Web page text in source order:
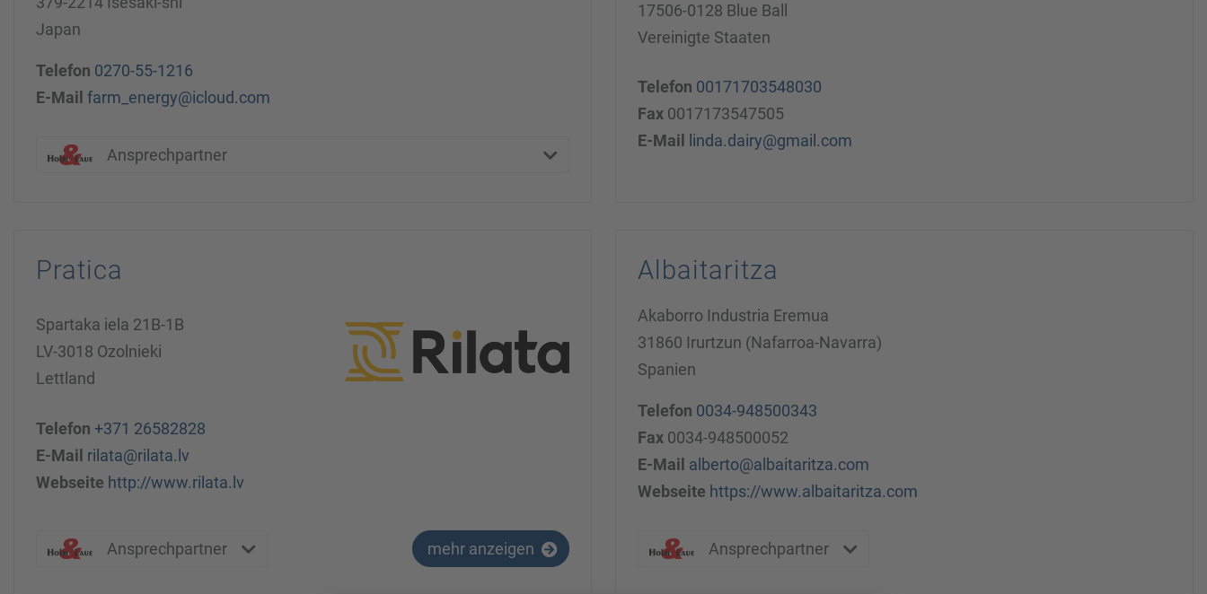
Japan
Telefon 0270-55-1216
E-Mail farm_energy@icloud.com
Ansprechpartner
17506-0128 Blue Ball
Vereinigte Staaten
Telefon 00171703548030
Fax 0017173547505
E-Mail
linda.dairy@gmail.com
Pratica
Spartaka iela 21B-1B
LV-3018 Ozolnieki
Lettland
Telefon +371 26582828
E-Mail rilata@rilata.lv
Webseite http://www.rilata.lv
Ansprechpartner mehr anzeigen
Albaitaritza
Akaborro Industria Eremua
31860 Irurtzun (Nafarroa-Navarra)
Spanien
Telefon 0034-948500343
Fax 0034-948500052
E-Mail alberto@albaitaritza.com
Webseite https://www.albaitaritza.com
Ansprechpartner